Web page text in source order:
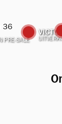
PRE-SALE